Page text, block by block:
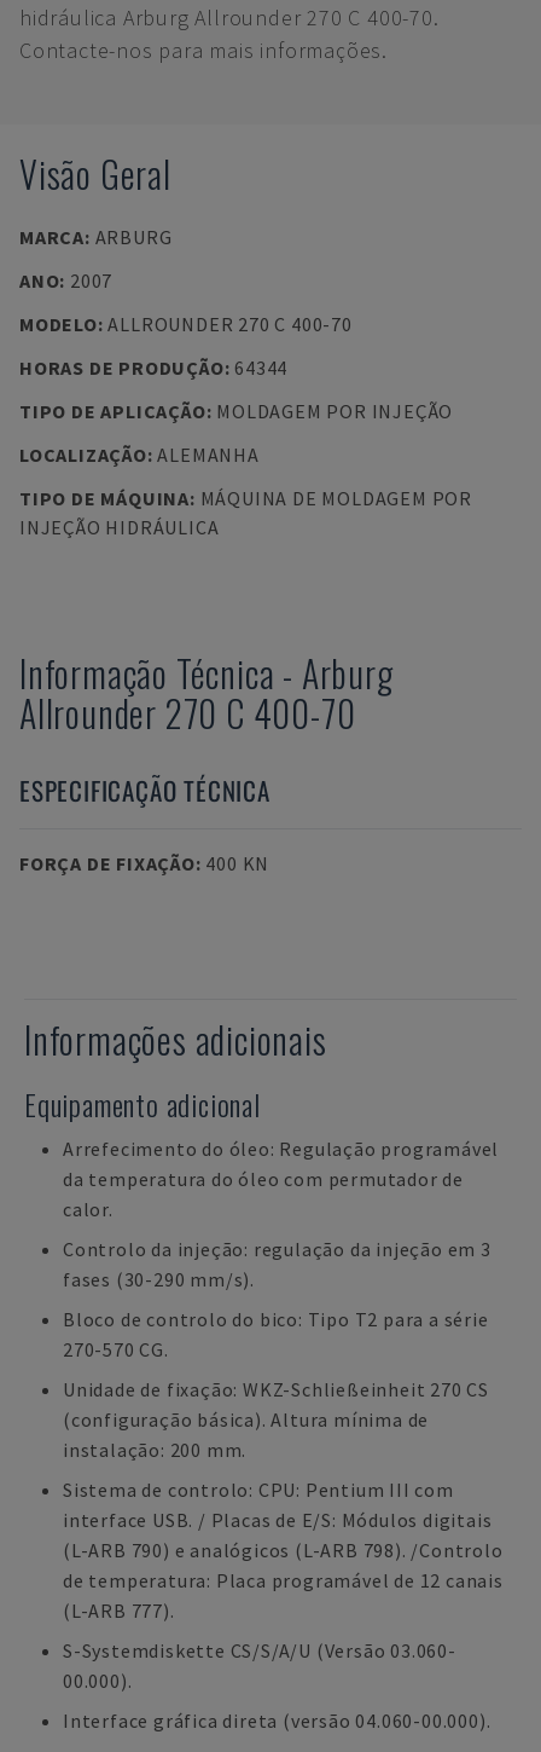
hidráulica Arburg Allrounder 270 C 400-70.
Contacte-nos para mais informações.
Visão Geral
MARCA: ARBURG
ANO: 2007
MODELO:ALLROUNDER 270 C 400-70
HORAS DE PRODUÇÃO: 64344
TIPO DE APLICAÇÃO: MOLDAGEM POR INJEÇÃO
LOCALIZAÇÃO:ALEMANHA
TIPO DE MÁQUINA: MÁQUINA DE MOLDAGEM POR
INJEÇÃO HIDRÁULICA
Informação Técnica - Arburg
Allrounder 270 C 400-70
ESPECIFICAÇÃO TÉCNICA
FORÇA DE FIXAÇÃO: 400 KN
Informações adicionais
Equipamento adicional
Arrefecimento do óleo: Regulação programável
da temperatura do óleo com permutador de
calor.
Controlo da injeção: regulação da injeção em 3
fases (30-290 mm/s).
Bloco de controlo do bico: Tipo T2 para a série
270-570 CG.
Unidade de fixação: WKZ-Schließeinheit 270 CS
(configuração básica). Altura mínima de
instalação: 200 mm.
Sistema de controlo: CPU: Pentium III com
interface USB. / Placas de E/S: Módulos digitais
(L-ARB 790) e analógicos (L-ARB 798). /Controlo
de temperatura: Placa programável de 12 canais
(L-ARB 777).
S-Systemdiskette CS/S/A/U (Versão 03.060-
00.000).
Interface gráfica direta (versão 04.060-00.000).